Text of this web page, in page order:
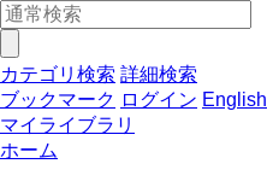
カテゴリ検索 詳細検索
ブックマーク ログイン English
マイライブラリ
ホーム